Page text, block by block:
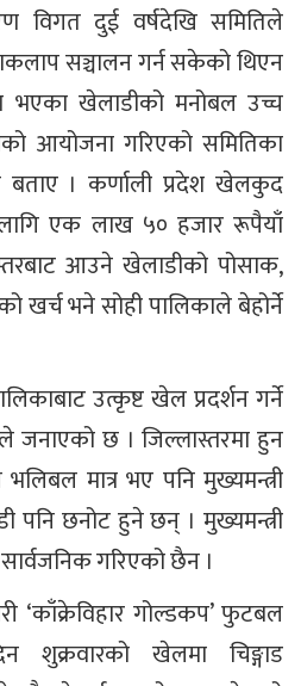
विगत दुई वर्षदेखि समितिले
सञ्चालन गर्न सकेको थिएन
भएका खेलाडीको मनोबल उच्च
आयोजना गरिएको समितिका
बताए । कर्णाली प्रदेश खेलकुद
लागि एक लाख ५० हजार रूपैयाँ
आउने खेलाडीको पोसाक,
खर्च भने सोही पालिकाले बेहोर्ने
उत्कृष्ट खेल प्रदर्शन गर्ने
जनाएको छ । जिल्लास्तरमा हुन
मात्र भए पनि मुख्यमन्त्री
पनि छनोट हुने छन् । मुख्यमन्त्री
गरिएको छैन ।
‘काँक्रेविहार गोल्डकप’ फुटबल
शुक्रवारको खेलमा चिङ्गाड